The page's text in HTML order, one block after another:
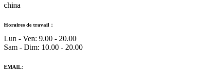
china
Horaires de travail：
Lun - Ven: 9.00 - 20.00
Sam - Dim: 10.00 - 20.00
EMAIL: